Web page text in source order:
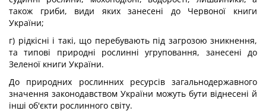
також гриби, види яких занесені до Червоної книги
України;
г) рідкісні і такі, що перебувають під загрозою зникнення,
та типові природні рослинні угруповання, занесені до
Зеленої книги України.
До природних рослинних ресурсів загальнодержавного
значення законодавством України можуть бути віднесені й
інші об'єкти рослинного світу.